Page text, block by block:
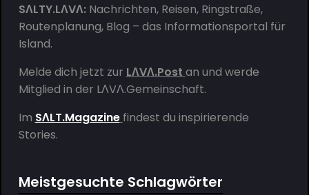
SΛLTY.LΛVΛ:Nachrichten, Reisen, Ringstraße,
Routenplanung, Blog – das Informationsportal für
Island.
Melde dich jetzt zur LΛVΛ.Post an und werde
Mitglied in der LΛVΛ.Gemeinschaft.
Im SΛLT.Magazine findest du inspirierende
Stories.
Meistgesuchte Schlagwörter